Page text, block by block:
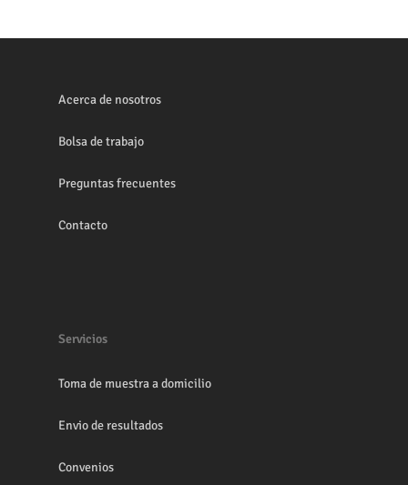
Acerca de nosotros
Bolsa de trabajo
Preguntas frecuentes
Contacto
Servicios
Toma de muestra a domicilio
Envio de resultados
Convenios